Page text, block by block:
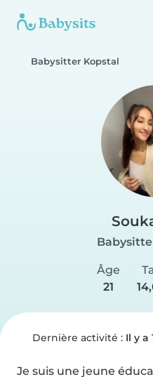
Babysitter Kopstal
Âge
21
Dernière activité : Il y a
Je suis une jeune